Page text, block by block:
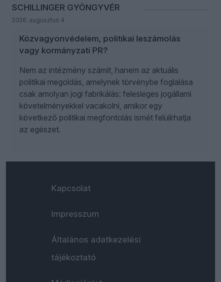
SCHILLINGER GYÖNGYVÉR
2026. augusztus 4.
Közvagyonvédelem, politikai leszámolás
vagy kormányzati PR?
Nem az intézmény számít, hanem az aktuális
politikai megoldás, amelynek törvénybe foglalása
csak amolyan jogi fabrikálás: felesleges jogállami
követelményekkel vacakolni, amikor egy
következő politikai megfontolás ismét felülírhatja
az egészet.
Kapcsolat
Impresszum
Általános adatkezelési
tájékoztató